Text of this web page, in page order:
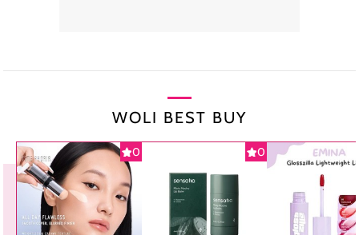
WOLI BEST BUY
0 0